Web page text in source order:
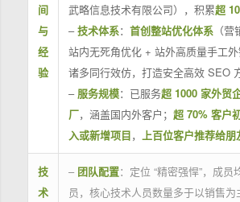
间
与
经
验
武略信息技术有限公司），积累超
–技术体系： 首创整站优化体系（营
站内无死角优化 + 站外高质量手工
诸多同行效仿，打造安全高效 SEO
– 服务规模：已服务超 1000 家外贸
厂，涵盖国内外客户； 超 70% 客户
入或新增项目， 上百位客户推荐给朋
技
术
– 团队配置：定位 “精密强悍”，成员
员，核心技术人员数量多于以销售